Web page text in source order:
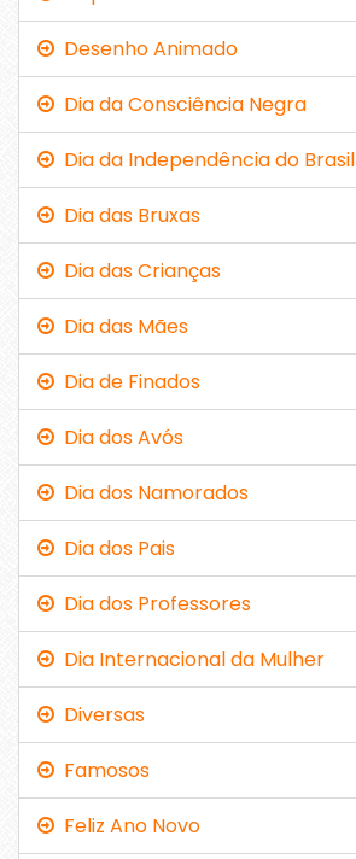
Desenho Animado
Dia da Consciência Negra
Dia da Independência do Brasil
Dia das Bruxas
Dia das Crianças
Dia das Mães
Dia de Finados
Dia dos Avós
Dia dos Namorados
Dia dos Pais
Dia dos Professores
Dia Internacional da Mulher
Diversas
Famosos
Feliz Ano Novo